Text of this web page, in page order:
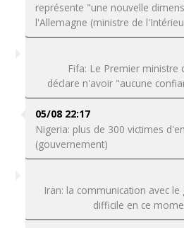
représente "une nouvelle
l'Allemagne (ministre de
Fifa: Le Premier ministre
déclare n'avoir "aucune
05/08 22:17
Nigeria: plus de 300 victimes
(gouvernement)
Iran: la communication avec
difficile en ce